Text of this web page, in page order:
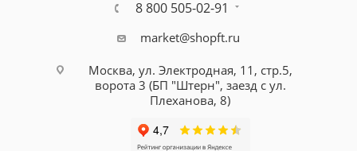
8 800 505-02-91
market@shopft.ru
Москва, ул. Электродная, 11, стр.5,
ворота 3 (БП "Штерн", заезд с ул.
Плеханова, 8)